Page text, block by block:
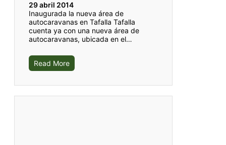
29 abril 2014
Inaugurada la nueva área de
autocaravanas en Tafalla Tafalla
cuenta ya con una nueva área de
autocaravanas, ubicada en el…
Read More